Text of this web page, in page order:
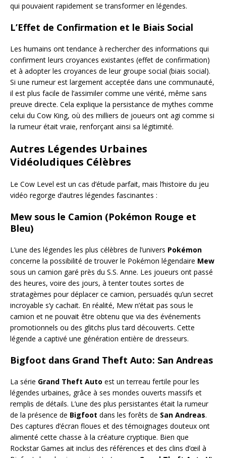
qui pouvaient rapidement se transformer en légendes.
L’Effet de Confirmation et le Biais Social
Les humains ont tendance à rechercher des informations qui
confirment leurs croyances existantes (effet de confirmation)
et à adopter les croyances de leur groupe social (biais social).
Si une rumeur est largement acceptée dans une communauté,
il est plus facile de l’assimiler comme une vérité, même sans
preuve directe. Cela explique la persistance de mythes comme
celui du Cow King, où des milliers de joueurs ont agi comme si
la rumeur était vraie, renforçant ainsi sa légitimité.
Autres Légendes Urbaines
Vidéoludiques Célèbres
Le Cow Level est un cas d’étude parfait, mais l’histoire du jeu
vidéo regorge d’autres légendes fascinantes :
Mew sous le Camion (Pokémon Rouge et
Bleu)
L’une des légendes les plus célèbres de l’univers Pokémon
concerne la possibilité de trouver le Pokémon légendaire Mew
sous un camion garé près du S.S. Anne. Les joueurs ont passé
des heures, voire des jours, à tenter toutes sortes de
stratagèmes pour déplacer ce camion, persuadés qu’un secret
incroyable s’y cachait. En réalité, Mew n’était pas sous le
camion et ne pouvait être obtenu que via des événements
promotionnels ou des glitchs plus tard découverts. Cette
légende a captivé une génération entière de dresseurs.
Bigfoot dans Grand Theft Auto: San Andreas
La série Grand Theft Auto est un terreau fertile pour les
légendes urbaines, grâce à ses mondes ouverts massifs et
remplis de détails. L’une des plus persistantes était la rumeur
de la présence de Bigfoot dans les forêts de San Andreas.
Des captures d’écran floues et des témoignages douteux ont
alimenté cette chasse à la créature cryptique. Bien que
Rockstar Games ait inclus des références et des clins d’œil à